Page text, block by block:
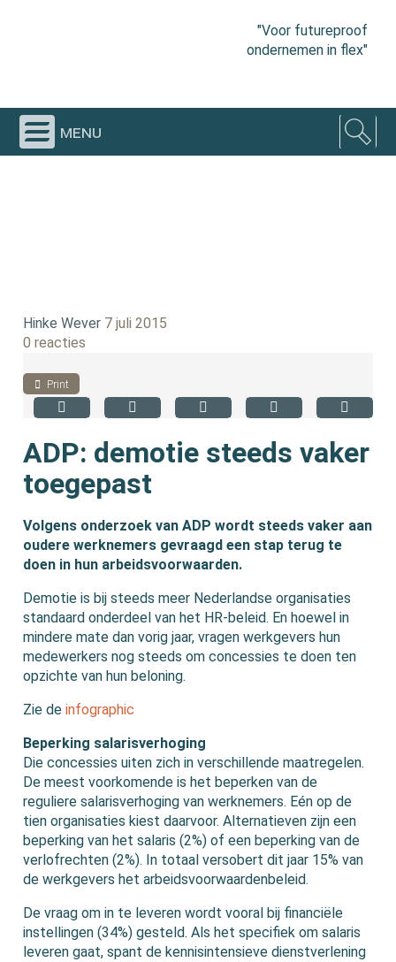
"Voor futureproof
ondernemen in flex"
menu
Hinke Wever 7 juli 2015
0 reacties
Print
ADP: demotie steeds vaker
toegepast
Volgens onderzoek van ADP wordt steeds vaker aan
oudere werknemers gevraagd een stap terug te
doen in hun arbeidsvoorwaarden.
Demotie is bij steeds meer Nederlandse organisaties
standaard onderdeel van het HR-beleid. En hoewel in
mindere mate dan vorig jaar, vragen werkgevers hun
medewerkers nog steeds om concessies te doen ten
opzichte van hun beloning.
Zie deinfographic
Beperking salarisverhoging
Die concessies uiten zich in verschillende maatregelen.
De meest voorkomende is het beperken van de
reguliere salarisverhoging van werknemers. Eén op de
tien organisaties kiest daarvoor. Alternatieven zijn een
beperking van het salaris (2%) of een beperking van de
verlofrechten (2%). In totaal versobert dit jaar 15% van
de werkgevers het arbeidsvoorwaardenbeleid.
De vraag om in te leveren wordt vooral bij financiële
instellingen (34%) gesteld. Als het specifiek om salaris
leveren gaat, spant de kennisintensieve dienstverlening